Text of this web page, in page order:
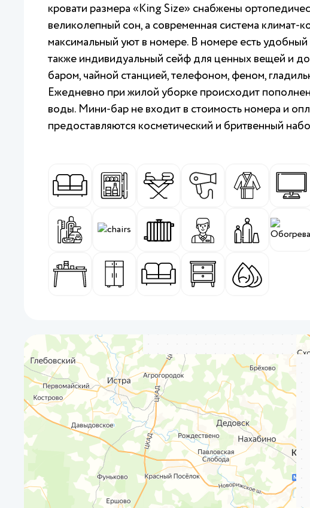
кровати размера «King Size» снабжены
великолепный сон, а современная система климат-
максимальный уют в номере. В номере есть
также индивидуальный сейф для ценных вещей и
баром, чайной станцией, телефоном, феном,
Ежедневно при жилой уборке происходит
воды. Мини-бар не входит в стоимость номера и
предоставляются косметический и бритвенный